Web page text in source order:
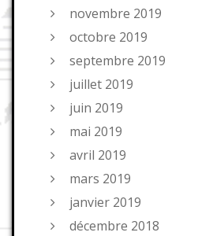
novembre 2019
octobre 2019
septembre 2019
juillet 2019
juin 2019
mai 2019
avril 2019
mars 2019
janvier 2019
décembre 2018